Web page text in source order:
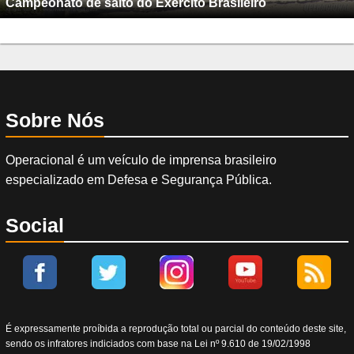
Campeonato de salto do Exército Brasileiro
Sobre Nós
Operacional é um veículo de imprensa brasileiro
especializado em Defesa e Segurança Pública.
Social
É expressamente proíbida a reprodução total ou parcial do conteúdo deste site,
sendo os infratores indiciados com base na Lei nº 9.610 de 19/02/1998